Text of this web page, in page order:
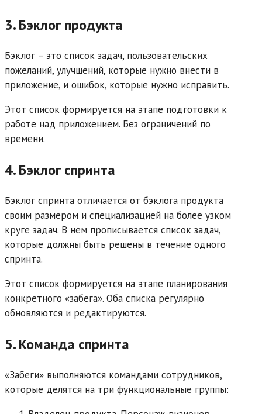
3. Бэклог продукта
Бэклог – это список задач, пользовательских
пожеланий, улучшений, которые нужно внести в
приложение, и ошибок, которые нужно исправить.
Этот список формируется на этапе подготовки к
работе над приложением. Без ограничений по
времени.
4. Бэклог спринта
Бэклог спринта отличается от бэклога продукта
своим размером и специализацией на более узком
круге задач. В нем прописывается список задач,
которые должны быть решены в течение одного
спринта.
Этот список формируется на этапе планирования
конкретного «забега». Оба списка регулярно
обновляются и редактируются.
5. Команда спринта
«Забеги» выполняются командами сотрудников,
которые делятся на три функциональные группы: